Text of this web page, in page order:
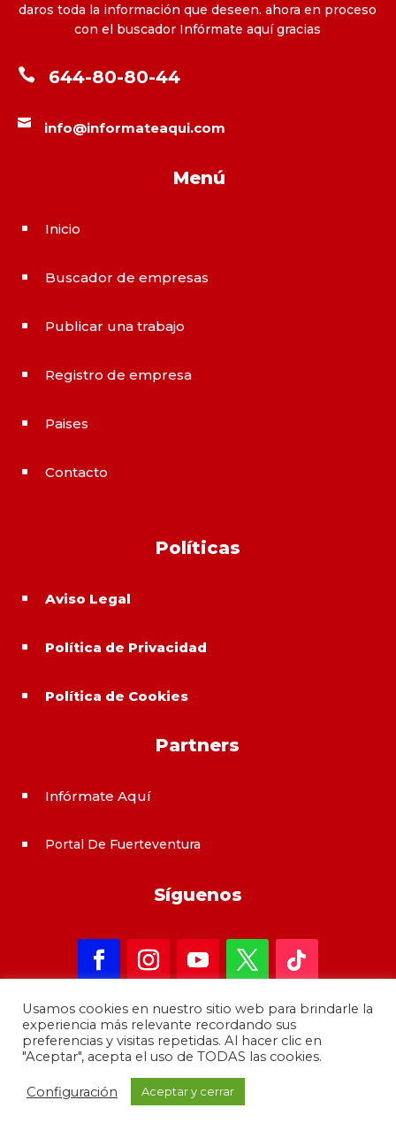
daros toda la información que deseen. ahora en proceso
con el buscador Infórmate aquí gracias
 644-80-80-44
 info@informateaqui.com
Menú
^ Inicio
^ Buscador de empresas
^ Publicar una trabajo
^ Registro de empresa
^ Paises
^ Contacto
Políticas
^ Aviso Legal
^ Política de Privacidad
^ Política de Cookies
Partners
^ Infórmate Aquí
^ Portal De Fuerteventura
Síguenos
Copyright 2021 – informateAqui · Desarrollado por
GrupoMoba –644 80 80 44
Usamos cookies en nuestro sitio web para brindarle la
experiencia más relevante recordando sus
preferencias y visitas repetidas. Al hacer clic en
"Aceptar", acepta el uso de TODAS las cookies.
Configuración Aceptar y cerrar